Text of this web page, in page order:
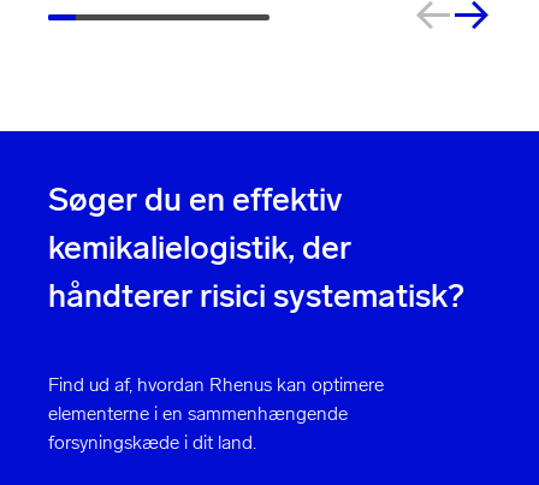
Søger du en effektiv
kemikalielogistik, der
håndterer risici systematisk?
Find ud af, hvordan Rhenus kan optimere
elementerne i en sammenhængende
forsyningskæde i dit land.